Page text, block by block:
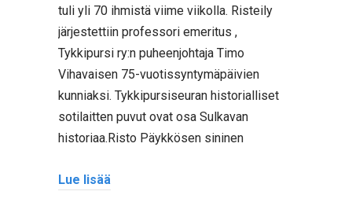
tuli yli 70 ihmistä viime viikolla. Risteily
järjestettiin professori emeritus ,
Tykkipursi ry:n puheenjohtaja Timo
Vihavaisen 75-vuotissyntymäpäivien
kunniaksi. Tykkipursiseuran historialliset
sotilaitten puvut ovat osa Sulkavan
historiaa.Risto Päykkösen sininen
Lue lisää